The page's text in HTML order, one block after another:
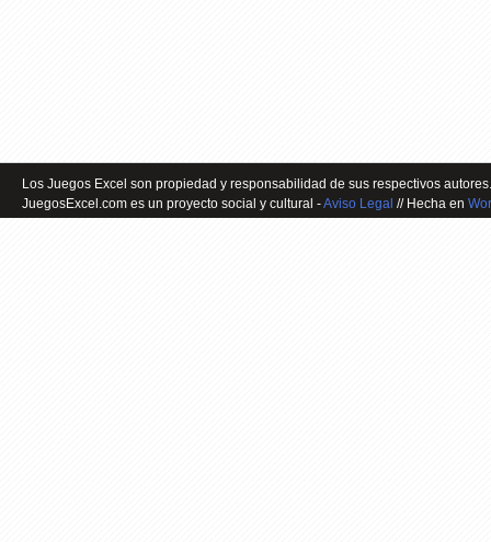
Los Juegos Excel son propiedad y responsabilidad de sus respectivos
JuegosExcel.com es un proyecto social y cultural -Aviso Legal // Hecha en